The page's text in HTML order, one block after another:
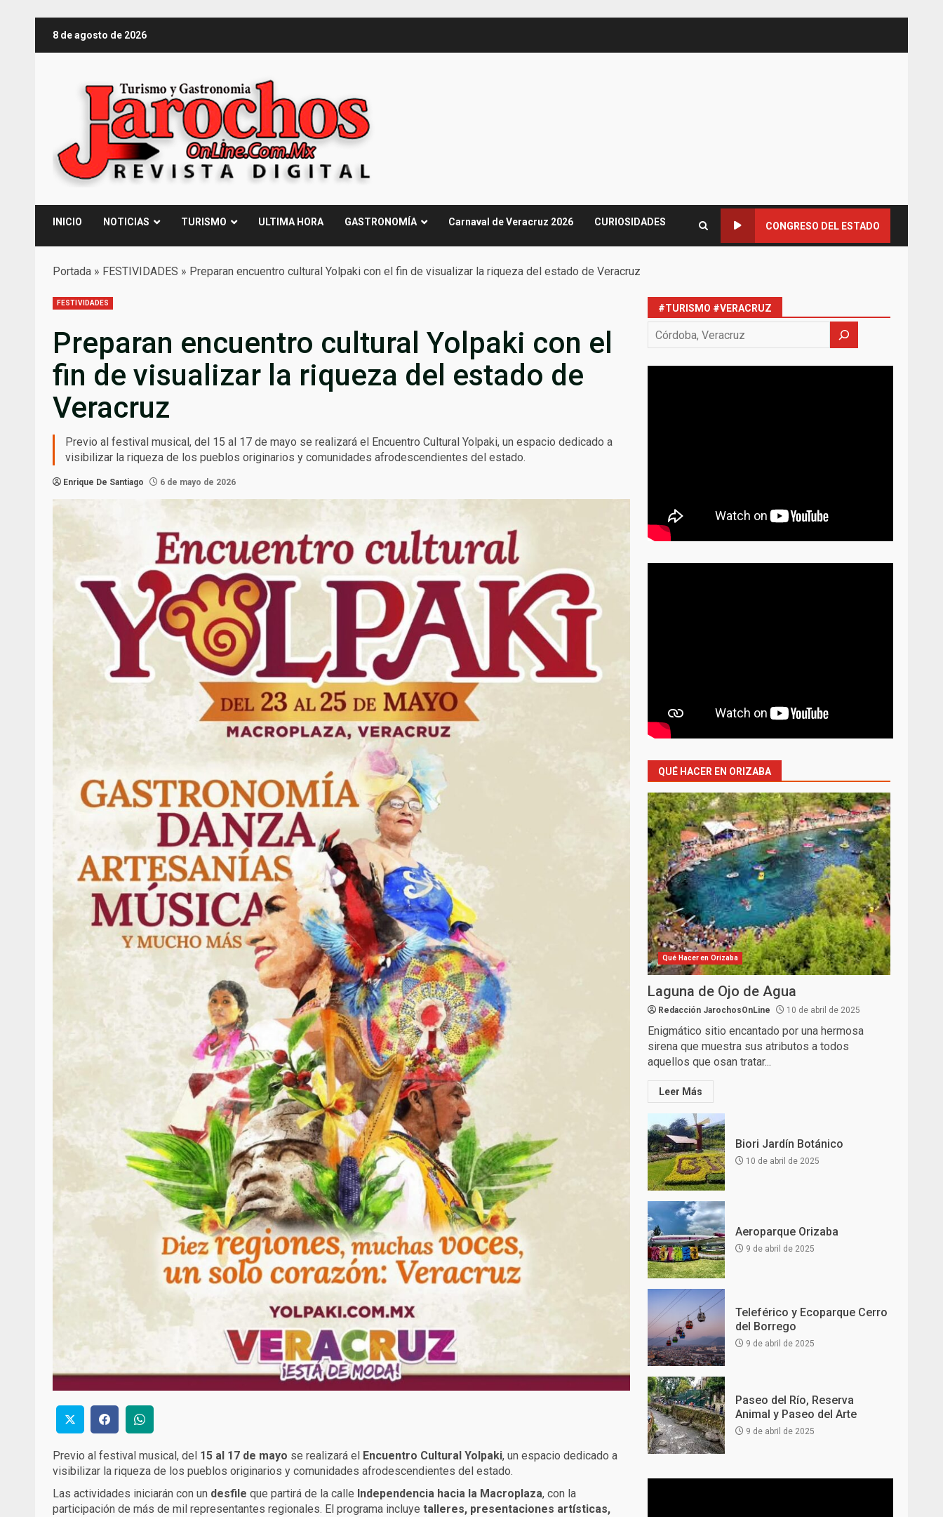
contenido
8 de agosto de 2026
INICIO NOTICIAS TURISMO ULTIMA HORA GASTRONOMÍA Carnaval de Veracruz 2026 CURIOSIDADES CONGRESO DEL ESTADO
Portada » FESTIVIDADES » Preparan encuentro cultural Yolpaki con el fin de visualizar la riqueza del estado de Veracruz
FESTIVIDADES
Preparan encuentro cultural Yolpaki con el
fin de visualizar la riqueza del estado de
Veracruz
Previo al festival musical, del 15 al 17 de mayo se realizará el Encuentro Cultural Yolpaki, un espacio dedicado a
visibilizar la riqueza de los pueblos originarios y comunidades afrodescendientes del estado.
Enrique De Santiago 6 de mayo de 2026
Previo al festival musical, del 15 al 17 de mayo se realizará el Encuentro Cultural Yolpaki, un espacio dedicado a
visibilizar la riqueza de los pueblos originarios y comunidades afrodescendientes del estado.
Las actividades iniciarán con un desfile que partirá de la calle Independencia hacia la Macroplaza, con la
participación de más de mil representantes regionales. El programa incluye talleres, presentaciones artísticas,
#TURISMO #VERACRUZ
QUÉ HACER EN ORIZABA
Qué Hacer en Orizaba
Laguna de Ojo de Agua
Redacción JarochosOnLine 10 de abril de 2025
Enigmático sitio encantado por una hermosa
sirena que muestra sus atributos a todos
aquellos que osan tratar...
Leer Más
Biori Jardín Botánico
10 de abril de 2025
Aeroparque Orizaba
9 de abril de 2025
Teleférico y Ecoparque Cerro
del Borrego
9 de abril de 2025
Paseo del Río, Reserva
Animal y Paseo del Arte
9 de abril de 2025